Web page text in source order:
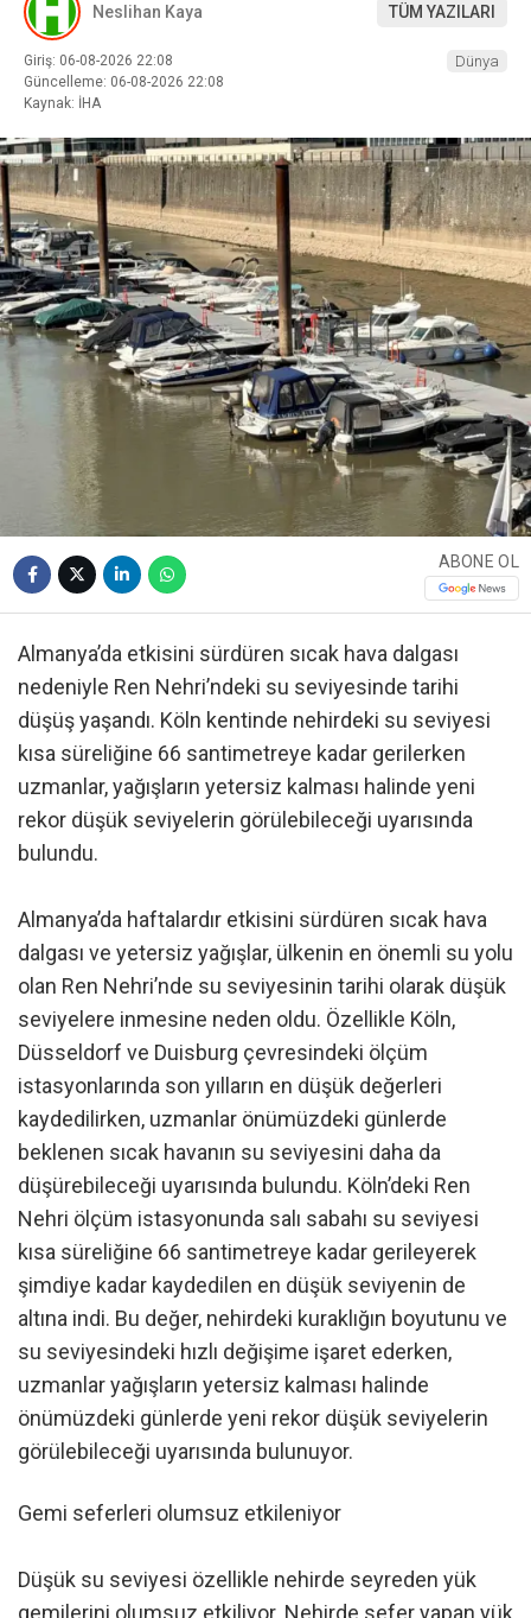
Neslihan Kaya TÜM YAZILARI
Giriş: 06-08-2026 22:08
Güncelleme: 06-08-2026 22:08
Kaynak: İHA
Dünya
ABONE OL
Almanya’da etkisini sürdüren sıcak hava dalgası
nedeniyle Ren Nehri’ndeki su seviyesinde tarihi
düşüş yaşandı. Köln kentinde nehirdeki su seviyesi
kısa süreliğine 66 santimetreye kadar gerilerken
uzmanlar, yağışların yetersiz kalması halinde yeni
rekor düşük seviyelerin görülebileceği uyarısında
bulundu.
Almanya’da haftalardır etkisini sürdüren sıcak hava
dalgası ve yetersiz yağışlar, ülkenin en önemli su yolu
olan Ren Nehri’nde su seviyesinin tarihi olarak düşük
seviyelere inmesine neden oldu. Özellikle Köln,
Düsseldorf ve Duisburg çevresindeki ölçüm
istasyonlarında son yılların en düşük değerleri
kaydedilirken, uzmanlar önümüzdeki günlerde
beklenen sıcak havanın su seviyesini daha da
düşürebileceği uyarısında bulundu. Köln’deki Ren
Nehri ölçüm istasyonunda salı sabahı su seviyesi
kısa süreliğine 66 santimetreye kadar gerileyerek
şimdiye kadar kaydedilen en düşük seviyenin de
altına indi. Bu değer, nehirdeki kuraklığın boyutunu ve
su seviyesindeki hızlı değişime işaret ederken,
uzmanlar yağışların yetersiz kalması halinde
önümüzdeki günlerde yeni rekor düşük seviyelerin
görülebileceği uyarısında bulunuyor.
Gemi seferleri olumsuz etkileniyor
Düşük su seviyesi özellikle nehirde seyreden yük
gemilerini olumsuz etkiliyor. Nehirde sefer yapan yük